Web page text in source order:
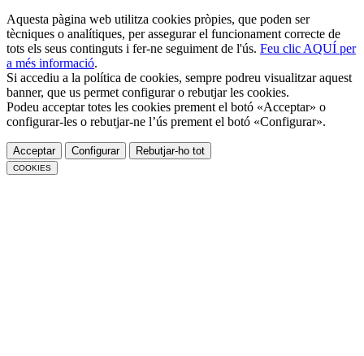
Aquesta pàgina web utilitza cookies pròpies, que poden ser
tècniques o analítiques, per assegurar el funcionament correcte de
tots els seus continguts i fer-ne seguiment de l'ús. Feu clic AQUÍ per
a més informació.
Si accediu a la política de cookies, sempre podreu visualitzar aquest
banner, que us permet configurar o rebutjar les cookies.
Podeu acceptar totes les cookies prement el botó «Acceptar» o
configurar-les o rebutjar-ne l’ús prement el botó «Configurar».
Acceptar Configurar Rebutjar-ho tot
COOKIES